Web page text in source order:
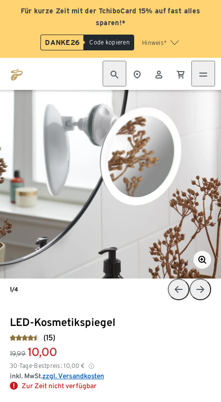
Für kurze Zeit mit der TchiboCard 15% auf fast alles
sparen!*
DANKE26 Code kopieren Hinweis*
LED-Kosmetikspiegel
(15)
19,99 10,00
30-Tage-Bestpreis: 10,00 €
inkl. MwSt.zzgl. Versandkosten
Zur Zeit nicht verfügbar
1/4